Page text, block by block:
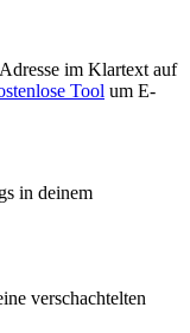
im Klartext auf
Tool um E-
in deinem
verschachtelten